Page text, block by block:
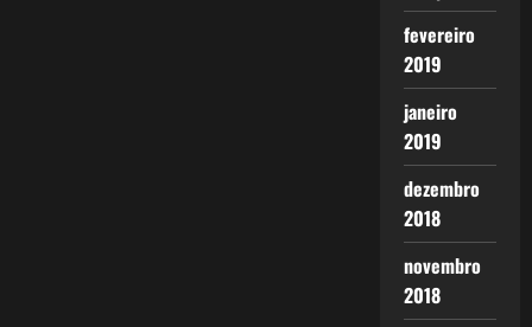
fevereiro
2019
janeiro
2019
dezembro
2018
novembro
2018